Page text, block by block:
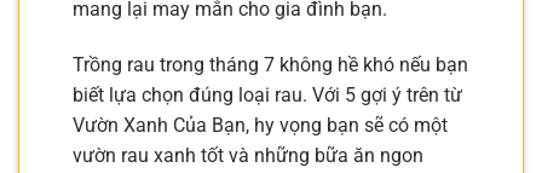
mang lại may mắn cho gia đình bạn.
Trồng rau trong tháng 7 không hề khó nếu bạn
biết lựa chọn đúng loại rau. Với 5 gợi ý trên từ
Vườn Xanh Của Bạn, hy vọng bạn sẽ có một
vườn rau xanh tốt và những bữa ăn ngon